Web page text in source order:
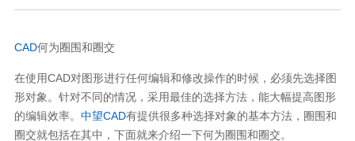
CAD何为圈围和圈交
在使用CAD对图形进行任何编辑和修改操作的时候，必须先选择图
形对象。针对不同的情况，采用最佳的选择方法，能大幅提高图形
的编辑效率。 中望CAD有提供很多种选择对象的基本方法，圈围和
圈交就包括在其中，下面就来介绍一下何为圈围和圈交。